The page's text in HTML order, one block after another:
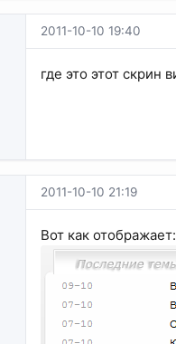
2011-10-10 19:40
где это этот скрин
2011-10-10 21:19
Вот как отображает: